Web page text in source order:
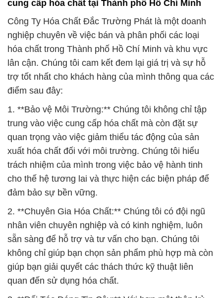
cung cấp hóa chất tại Thành phố Hồ Chí Minh
Công Ty Hóa Chất Đắc Trường Phát là một doanh
nghiệp chuyên về việc bán và phân phối các loại
hóa chất trong Thành phố Hồ Chí Minh và khu vực
lân cận. Chúng tôi cam kết đem lại giá trị và sự hỗ
trợ tốt nhất cho khách hàng của mình thông qua các
điểm sau đây:
1. **Bảo vệ Môi Trường:** Chúng tôi không chỉ tập
trung vào việc cung cấp hóa chất mà còn đặt sự
quan trọng vào việc giảm thiểu tác động của sản
xuất hóa chất đối với môi trường. Chúng tôi hiểu
trách nhiệm của mình trong việc bảo vệ hành tinh
cho thế hệ tương lai và thực hiện các biện pháp để
đảm bảo sự bền vững.
2. **Chuyên Gia Hóa Chất:** Chúng tôi có đội ngũ
nhân viên chuyên nghiệp và có kinh nghiệm, luôn
sẵn sàng để hỗ trợ và tư vấn cho bạn. Chúng tôi
không chỉ giúp bạn chọn sản phẩm phù hợp mà còn
giúp bạn giải quyết các thách thức kỹ thuật liên
quan đến sử dụng hóa chất.